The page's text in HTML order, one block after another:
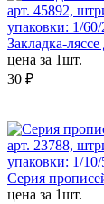
арт. 45892,
упаковки: 1/60/
Закладка-
цена за 1шт.
30 ₽
арт. 23788,
упаковки: 1/10/
Серия
цена за 1шт.